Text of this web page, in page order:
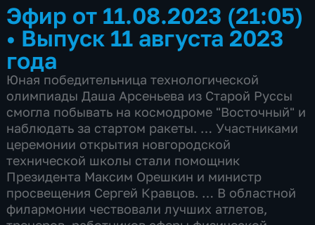
Эфир от 11.08.2023 (21:05)
• Выпуск 11 августа 2023
года
Юная победительница технологической
олимпиады Даша Арсеньева из Старой Руссы
смогла побывать на космодроме "Восточный" и
наблюдать за стартом ракеты. … Участниками
церемонии открытия новгородской
технической школы стали помощник
Президента Максим Орешкин и министр
просвещения Сергей Кравцов. … В областной
филармонии чествовали лучших атлетов,